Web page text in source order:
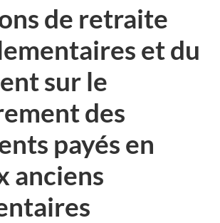
de retraite
et du
sur le
des
payés en
anciens